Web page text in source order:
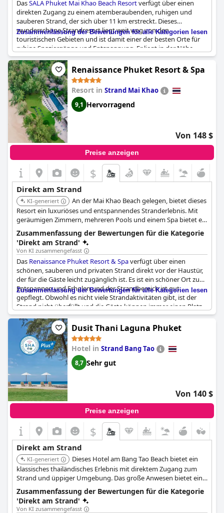
DasSALA Phuket Mai Khao Beach Resortverfügt über einen
direkten Zugang zu einem atemberaubenden, ruhigen und
sauberen Strand, der sich über 11 km erstreckt. Dieses
wunderschöne Strandresort liegt weit weg von den
touristischen Gebieten und ist damit einer der besten Orte für
ruhige Spaziergänge und Entspannung. Er liegt in der Nähe
eines Naturparks mit einem wilden Sandstrand, an dem
Schildkröten ihre Eier ablegen. Das Meer ist warm und lädt zum
Schwimmen oder einfach zum Genießen des wunderschönen
Sonnenuntergangs ein. Obwohl einige Gäste Probleme mit
Abfällen und Holz am Strand hatten, ist es insgesamt ein
herrlicher Ort für Strandliebhaber. Es sollte jedoch beachtet
werden, dass das Meer manchmal rau sein kann und rote
Flaggen wehen, aber die beiden großen Pools des Hotels bieten
Alternativen.
Zusammenfassung der Bewertungen für alle Kategorien lesen
Renaissance Phuket Resort & Spa
Resort in Strand Mai Khao
9,1 Hervorragend
Von 148 $
Preise anzeigen
$
Direkt am Strand
KI-generiert
An der Mai Khao Beach gelegen, bietet dieses
Resort ein luxuriöses und entspannendes Stranderlebnis. Mit
geräumigen Zimmern, mehreren Pools und einem Spa bietet es
ein umfassendes Urlaubsziel. Es bietet luxuriöse
Annehmlichkeiten und eine entspannende Atmosphäre.
Zusammenfassung der Bewertungen für die Kategorie
'Direkt am Strand'
Von KI zusammengefasst
Das Renaissance Phuket Resort & Spaverfügt über einen
schönen, sauberen und privaten Strand direkt vor der Haustür,
der für die Gäste leicht zugänglich ist. Es ist ein schöner Ort zum
Entspannen und Erholen und der Strandbereich ist gut
gepflegt. Obwohl es nicht viele Strandaktivitäten gibt, ist der
Strand nicht überfüllt und die Gäste können immer einen Platz
für sich finden. Die Wellen können sehr stark sein und sind
daher nicht für Kinder geeignet, aber sie bieten eine gute
Gelegenheit für ein kleines Abenteuer. Trotz des Mülls am Strand
ist das Wasser sauber und die Wellen können eine schöne
Schaumbildung erzeugen. Insgesamt hatten die Gäste einen
schönen Aufenthalt und genossen die schöne und abgelegene
Lage des Strandes, der sich für einige wie ein eigener
Privatstrand anfühlte.
Zusammenfassung der Bewertungen für alle Kategorien lesen
Dusit Thani Laguna Phuket
Hotel in Strand Bang Tao
8,7 Sehr gut
Von 140 $
Preise anzeigen
$
Direkt am Strand
KI-generiert
Dieses Hotel am Bang Tao Beach bietet ein
klassisches thailändisches Erlebnis mit direktem Zugang zum
Strand und üppiger Umgebung. Das große Anwesen bietet eine
Reihe von Aktivitäten und Annehmlichkeiten für einen
unvergesslichen Aufenthalt. Klassisches thailändisches Erlebnis
mit direktem Zugang zum Strand.
Zusammenfassung der Bewertungen für die Kategorie
'Direkt am Strand'
Von KI zusammengefasst